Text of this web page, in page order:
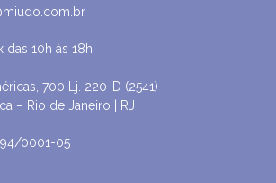
10h às 18h
700 Lj. 220-D (2541)
– Rio de Janeiro | RJ
0001-05